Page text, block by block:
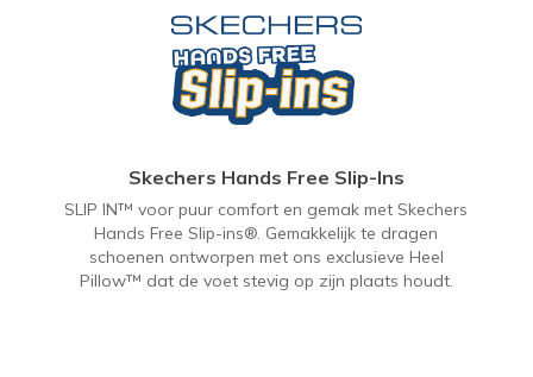
Skechers Hands Free Slip-Ins
SLIP IN™ voor puur comfort en gemak met Skechers
Hands Free Slip-ins®. Gemakkelijk te dragen
schoenen ontworpen met ons exclusieve Heel
Pillow™ dat de voet stevig op zijn plaats houdt.